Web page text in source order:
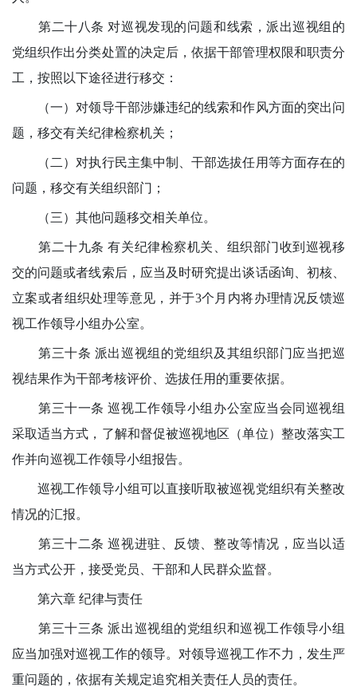
第二十八条 对巡视发现的问题和线索，派出巡视组的
党组织作出分类处置的决定后，依据干部管理权限和职责分
工，按照以下途径进行移交：
（一）对领导干部涉嫌违纪的线索和作风方面的突出问
题，移交有关纪律检察机关；
（二）对执行民主集中制、干部选拔任用等方面存在的
问题，移交有关组织部门；
（三）其他问题移交相关单位。
第二十九条 有关纪律检察机关、组织部门收到巡视移
交的问题或者线索后，应当及时研究提出谈话函询、初核、
立案或者组织处理等意见，并于3个月内将办理情况反馈巡
视工作领导小组办公室。
第三十条 派出巡视组的党组织及其组织部门应当把巡
视结果作为干部考核评价、选拔任用的重要依据。
第三十一条 巡视工作领导小组办公室应当会同巡视组
采取适当方式，了解和督促被巡视地区（单位）整改落实工
作并向巡视工作领导小组报告。
巡视工作领导小组可以直接听取被巡视党组织有关整改
情况的汇报。
第三十二条 巡视进驻、反馈、整改等情况，应当以适
当方式公开，接受党员、干部和人民群众监督。
第六章 纪律与责任
第三十三条 派出巡视组的党组织和巡视工作领导小组
应当加强对巡视工作的领导。对领导巡视工作不力，发生严
重问题的，依据有关规定追究相关责任人员的责任。